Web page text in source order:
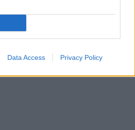
Data Access Privacy Policy